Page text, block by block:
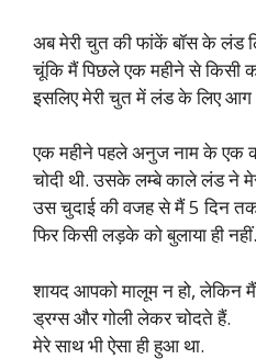
अब मेरी चुत की फांकें बॉस के लंड
चूंकि मैं पिछले एक महीने से किसी
इसलिए मेरी चुत में लंड के लिए आग
एक महीने पहले अनुज नाम के एक
चोदी थी. उसके लम्बे काले लंड ने
उस चुदाई की वजह से मैं 5 दिन तक
फिर किसी लड़के को बुलाया ही नहीं.
शायद आपको मालूम न हो, लेकिन
ड्रग्स और गोली लेकर चोदते हैं.
मेरे साथ भी ऐसा ही हुआ था.